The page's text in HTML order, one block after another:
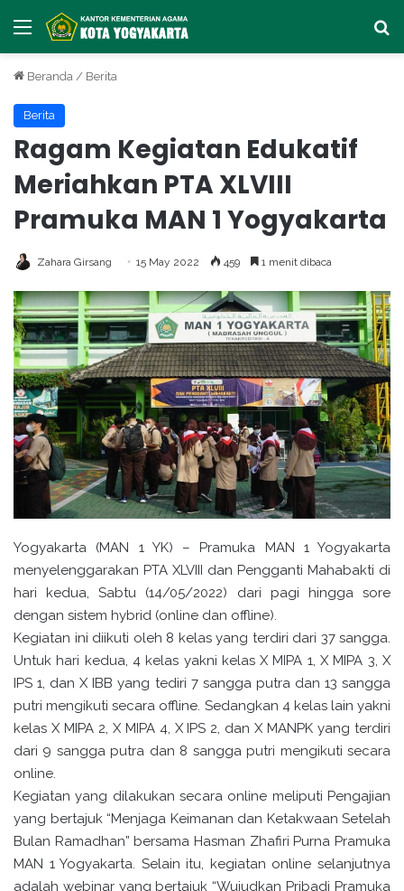
Menu
Beranda / Berita
Berita
Ragam Kegiatan Edukatif
Meriahkan PTA XLVIII
Pramuka MAN 1 Yogyakarta
Zahara Girsang 15 May 2022 459 1 menit dibaca
Yogyakarta (MAN 1 YK) – Pramuka MAN 1 Yogyakarta
menyelenggarakan PTA XLVIII dan Pengganti Mahabakti di
hari kedua, Sabtu (14/05/2022) dari pagi hingga sore
dengan sistem hybrid (online dan offline).
Kegiatan ini diikuti oleh 8 kelas yang terdiri dari 37 sangga.
Untuk hari kedua, 4 kelas yakni kelas X MIPA 1, X MIPA 3, X
IPS 1, dan X IBB yang tediri 7 sangga putra dan 13 sangga
putri mengikuti secara offline. Sedangkan 4 kelas lain yakni
kelas X MIPA 2, X MIPA 4, X IPS 2, dan X MANPK yang terdiri
dari 9 sangga putra dan 8 sangga putri mengikuti secara
online.
Kegiatan yang dilakukan secara online meliputi Pengajian
yang bertajuk “Menjaga Keimanan dan Ketakwaan Setelah
Bulan Ramadhan” bersama Hasman Zhafiri Purna Pramuka
MAN 1 Yogyakarta. Selain itu, kegiatan online selanjutnya
adalah webinar yang bertajuk “Wujudkan Pribadi Pramuka